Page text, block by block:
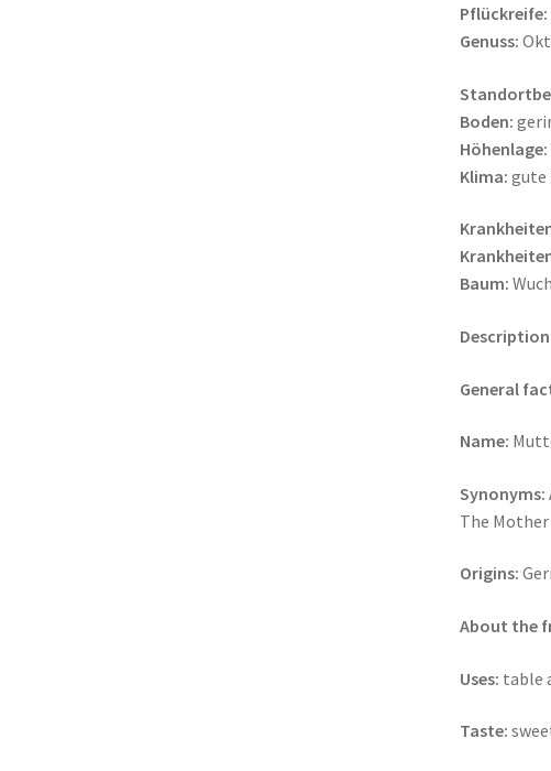
Pflückreife:
Genuss:
Boden:
Höhenlage:
Klima: gute
Baum:
General
Name:
Synonyms:
The Mother
Origins:
About the
Uses: table
Taste: